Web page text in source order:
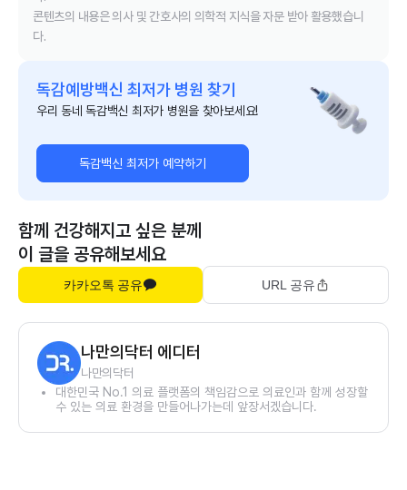
콘텐츠의 내용은 의사 및 간호사의 의학적 지식을 자문 받아 활용했습니
다.
독감예방백신 최저가 병원 찾기
우리 동네 독감백신 최저가 병원을 찾아보세요!
독감백신 최저가 예약하기
함께 건강해지고 싶은 분께
이 글을 공유해보세요
카카오톡 공유 URL 공유
나만의닥터 에디터
나만의닥터
대한민국 No.1 의료 플랫폼의 책임감으로 의료인과 함께 성장할
수 있는 의료 환경을 만들어나가는데 앞장서겠습니다.